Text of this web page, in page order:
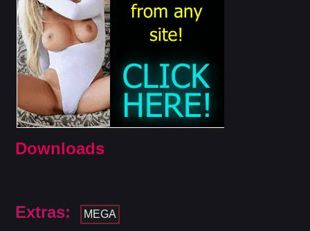
Downloads
Extras: MEGA